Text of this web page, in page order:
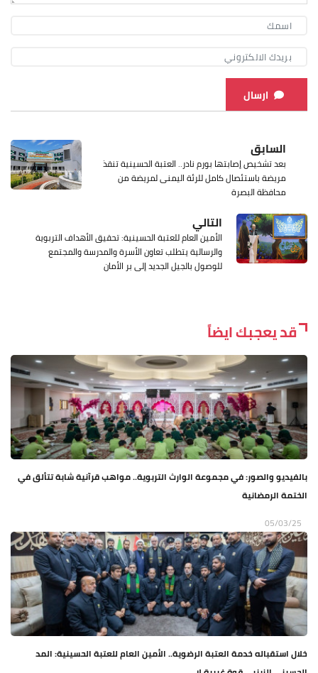
ارسال
السابق
بعد تشخيص إصابتها بورم نادر.. العتبة الحسينية تنقذ
مريضة باستئصال كامل للرئة اليمنى لمريضة من
محافظة البصرة
التالي
الأمين العام للعتبة الحسينية: تحقيق الأهداف التربوية
والرسالية يتطلب تعاون الأسرة والمدرسة والمجتمع
للوصول بالجيل الجديد إلى بر الأمان
قد يعجبك ايضاً
بالفيديو والصور: في مجموعة الوارث التربوية.. مواهب قرآنية شابة تتألق في
الختمة الرمضانية
05/03/25
خلال استقباله خدمة العتبة الرضوية.. الأمين العام للعتبة الحسينية: المد